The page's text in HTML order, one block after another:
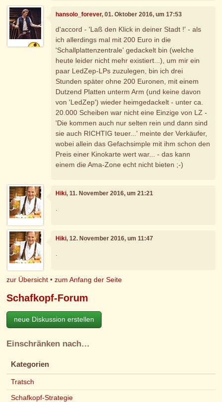
hansolo_forever, 01. Oktober 2016, um 17:53
d'accord - 'Laß den Klick in deiner Stadt !' - als
ich allerdings mal mit 200 Euro in die
'Schallplattenzentrale' gedackelt bin (welche
heute leider nicht mehr existiert...), um mir ein
paar LedZep-LPs zuzulegen, bin ich drei
Stunden später ohne 200 Euronen, mit einem
Dutzend Platten unterm Arm (und keine davon
von 'LedZep') wieder heimgedackelt - unter ca.
20.000 Scheiben war nicht eine Einzige von LZ -
'Die kommen auch nur selten rein und dann sind
sie auch RICHTIG teuer...' meinte der Verkäufer,
wobei allein das Gefachsimple mit ihm schon den
Preis einer Kinokarte wert war... - das kann
einem die Ama-Zone echt nicht bieten ;-)
Hiki, 11. November 2016, um 21:21
Hiki, 12. November 2016, um 11:47
zur Übersicht •zum Anfang der Seite
Schafkopf-Forum
neue Diskussion erstellen
Einschränken nach…
Kategorien
Tratsch
Schafkopf-Strategie